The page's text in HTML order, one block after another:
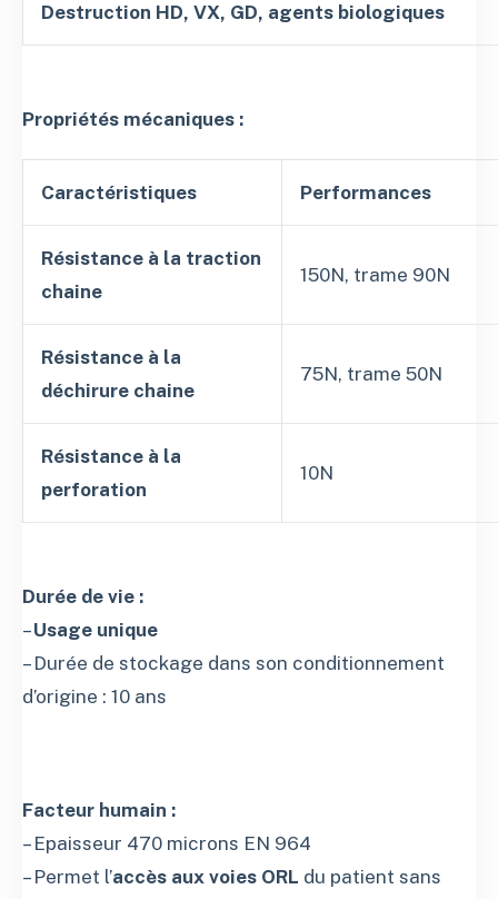
Destruction HD, VX, GD, agents biologiques
Propriétés mécaniques :
Caractéristiques Performances
Résistance à la traction
chaine
150N, trame 90N
Résistance à la
déchirure chaine
75N, trame 50N
Résistance à la
perforation
10N
Durée de vie :
–Usage unique
– Durée de stockage dans son conditionnement
d’origine : 10 ans
Facteur humain :
– Epaisseur 470 microns EN 964
– Permet l’accès aux voies ORL du patient sans